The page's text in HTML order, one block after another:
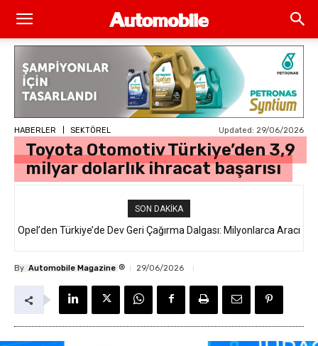
HABERLER SEKTÖREL Updated: 29/06/2026
Toyota Otomotiv Türkiye’den 3,9
milyar dolarlık ihracat başarısı
SON DAKIKA
Opel’den Türkiye’de Dev Geri Çağırma Dalgası: Milyonlarca Aracı
By Automobile Magazine ® 29/06/2026